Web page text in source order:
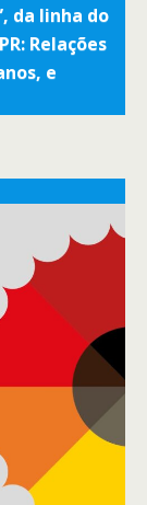
da linha do
Relações
e